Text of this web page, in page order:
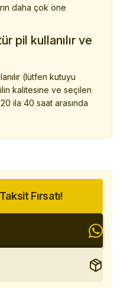
daha çok öne
pil kullanılır ve
(lütfen kutuyu
kalitesine ve seçilen
ila 40 saat arasında
Fırsatı!